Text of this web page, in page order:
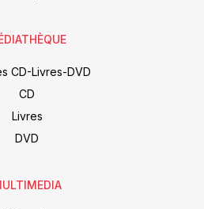
CD-Livres-DVD
CD
Livres
DVD